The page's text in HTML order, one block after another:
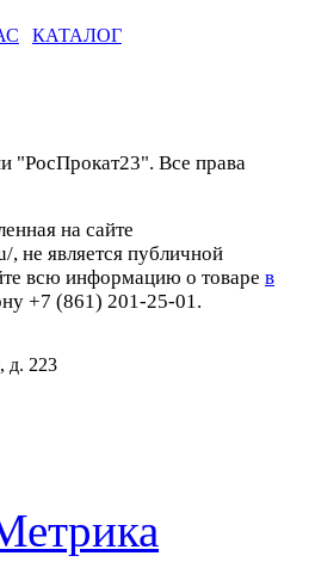
КАТАЛОГ
"РосПрокат23". Все права
на сайте
не является публичной
всю информацию о товаре в
+7 (861) 201-25-01.
д. 223